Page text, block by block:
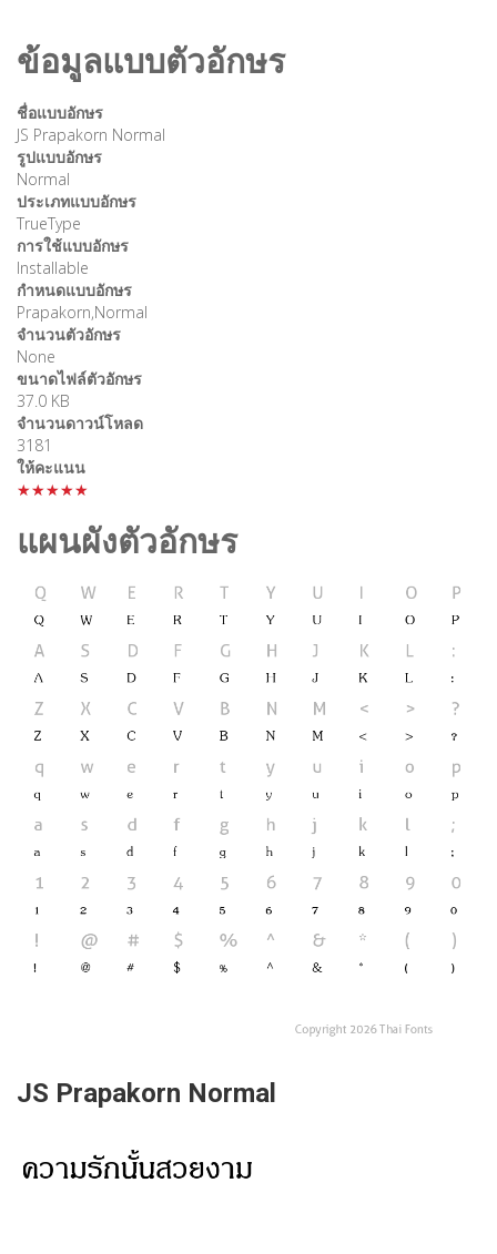
ข้อมูลแบบตัวอักษร
ชื่อแบบอักษร
JS Prapakorn Normal
รูปแบบอักษร
Normal
ประเภทแบบอักษร
TrueType
การใช้แบบอักษร
Installable
กำหนดแบบอักษร
Prapakorn,Normal
จำนวนตัวอักษร
None
ขนาดไฟล์ตัวอักษร
37.0 KB
จำนวนดาวน์โหลด
3181
ให้คะแนน
★★★★★
แผนผังตัวอักษร
JS Prapakorn Normal